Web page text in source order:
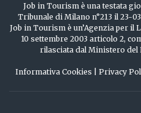
Job in Tourism è una testata
Tribunale di Milano n°213 il 23-
Job in Tourism è un’Agenzia per il
10 settembre 2003 articolo 2,
rilasciata dal Ministero del
Informativa Cookies Privacy